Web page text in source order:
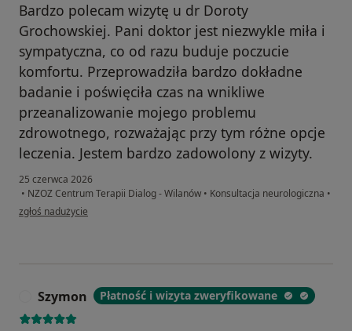
Bardzo polecam wizytę u dr Doroty
Grochowskiej. Pani doktor jest niezwykle miła i
sympatyczna, co od razu buduje poczucie
komfortu. Przeprowadziła bardzo dokładne
badanie i poświęciła czas na wnikliwe
przeanalizowanie mojego problemu
zdrowotnego, rozważając przy tym różne opcje
leczenia. Jestem bardzo zadowolony z wizyty.
25 czerwca 2026
• NZOZ Centrum Terapii Dialog - Wilanów • Konsultacja neurologiczna •
w opinii użytkownika Kai
zgłoś nadużycie
Szymon Płatność i wizyta zweryfikowane